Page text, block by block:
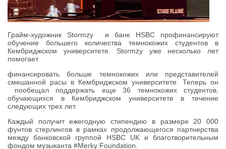
Грайм-художник Stormzy и банк HSBC профинансируют
обучение большего количества темнокожих студентов в
Кембриджском университете. Stormzy уже несколько лет
помогает
финансировать больше темнокожих или представителей
смешанной расы в Кембриджском университете. Теперь он
пообещал поддержать еще 36 темнокожих студентов,
обучающихся в Кембриджском университете в течение
следующих трех лет.
Каждый получит ежегодную стипендию в размере 20 000
фунтов стерлингов в рамках продолжающегося партнерства
между банковской группой HSBC UK и благотворительным
фондом музыканта #Merky Foundation.